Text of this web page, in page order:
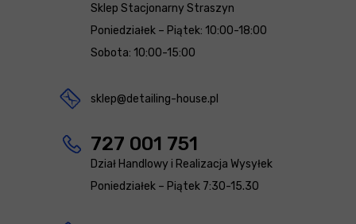
Sklep Stacjonarny Straszyn
Poniedziałek – Piątek: 10:00-18:00
Sobota: 10:00-15:00
sklep@detailing-house.pl
727 001 751
Dział Handlowy i Realizacja Wysyłek
Poniedziałek – Piątek 7:30-15.30